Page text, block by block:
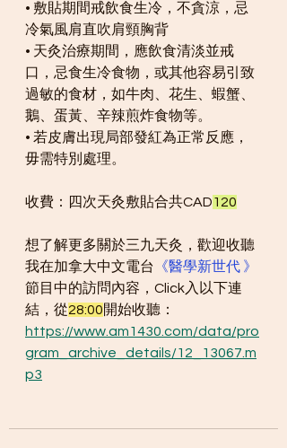
• 敷貼期間戒飲食生冷，不貪涼，忌
冷氣風肩直吹肩頸胸背
• 天灸治療期間，應飲食清淡並戒
口，忌食生冷食物，或其他容易引致
過敏的食材，如牛肉、花生、蝦蟹、
鵝、蛋黃、辛辣煎炸食物等。
• 若皮膚出現局部發紅為正常反應，
毋需特別處理。
收費：四次天灸敷貼合共CAD120
想了解更多關於三九天灸，歡迎收聽
我在加拿大中文電台
《醫學新世代 》
節目中的訪問內容，Click入以下連
結，從28:00開始收聽：
https://www.am1430.com/data/pro
gram_archive_details/12_13067.m
p3